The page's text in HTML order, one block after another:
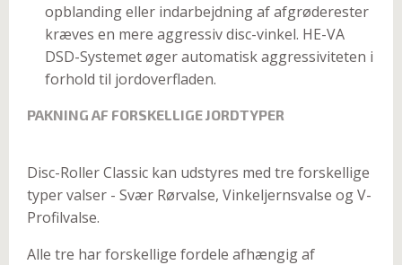
opblanding eller indarbejdning af afgrøderester
kræves en mere aggressiv disc-vinkel. HE-VA
DSD-Systemet øger automatisk aggressiviteten i
forhold til jordoverfladen.
PAKNING AF FORSKELLIGE JORDTYPER
Disc-Roller Classic kan udstyres med tre forskellige
typer valser - Svær Rørvalse, Vinkeljernsvalse og V-
Profilvalse.
Alle tre har forskellige fordele afhængig af